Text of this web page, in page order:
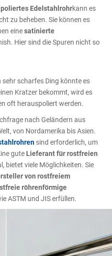
poliertes Edelstahlrohrkann es
zu beheben. Sie können es
einesatinierte
Hier sind die Spuren nicht so
scharfes Ding könnte es
Kratzer bekommt, wird es
oft herauspoliert werden.
nach Geländern aus
von Nordamerika bis Asien.
sind erforderlich, um
gute Lieferant für rostfreien
bietet viele Möglichkeiten. Sie
von rostfreiem
röhrenförmige
ASTM und JIS erfüllen.